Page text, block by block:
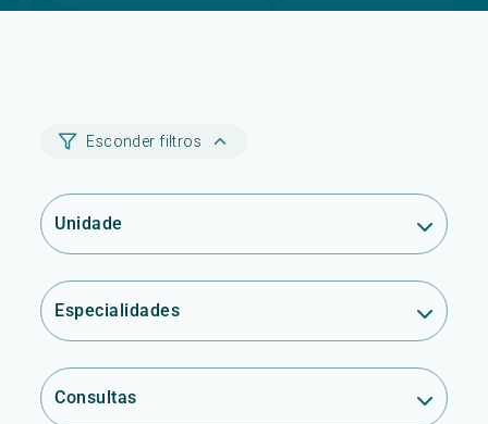
Esconder filtros
Unidade
Especialidades
Consultas